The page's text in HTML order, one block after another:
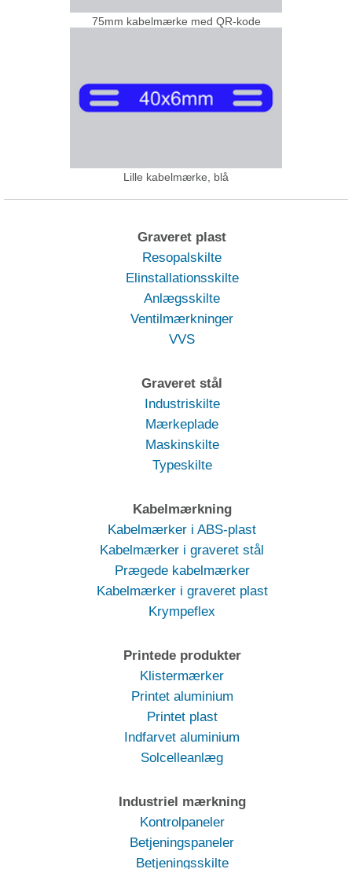
75mm kabelmærke med QR-kode
Lille kabelmærke, blå
Graveret plast
Resopalskilte
Elinstallationsskilte
Anlægsskilte
Ventilmærkninger
VVS
Graveret stål
Industriskilte
Mærkeplade
Maskinskilte
Typeskilte
Kabelmærkning
Kabelmærker i ABS-plast
Kabelmærker i graveret stål
Prægede kabelmærker
Kabelmærker i graveret plast
Krympeflex
Printede produkter
Klistermærker
Printet aluminium
Printet plast
Indfarvet aluminium
Solcelleanlæg
Industriel mærkning
Kontrolpaneler
Betjeningspaneler
Betjeningsskilte